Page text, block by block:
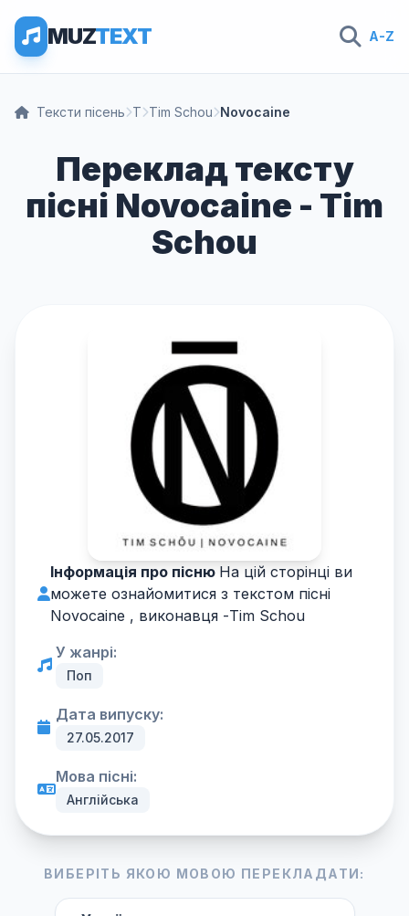
MUZTEXT A-Z
Тексти пісень T Tim Schou Novocaine
Переклад тексту
пісні Novocaine - Tim
Schou
Інформація про пісню На цій сторінці ви
можете ознайомитися з текстом пісні
Novocaine , виконавця -Tim Schou
У жанрі:
Поп
Дата випуску:
27.05.2017
Мова пісні:
Англійська
ВИБЕРІТЬ ЯКОЮ МОВОЮ ПЕРЕКЛАДАТИ: